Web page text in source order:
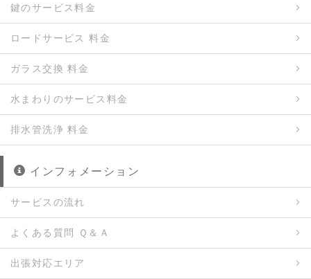
鍵のサービス料金
ロードサービス 料金
ガラス交換 料金
水まわりのサービス料金
排水管洗浄 料金
インフォメーション
サービスの流れ
よくある質問 Ｑ＆Ａ
出張対応エリア